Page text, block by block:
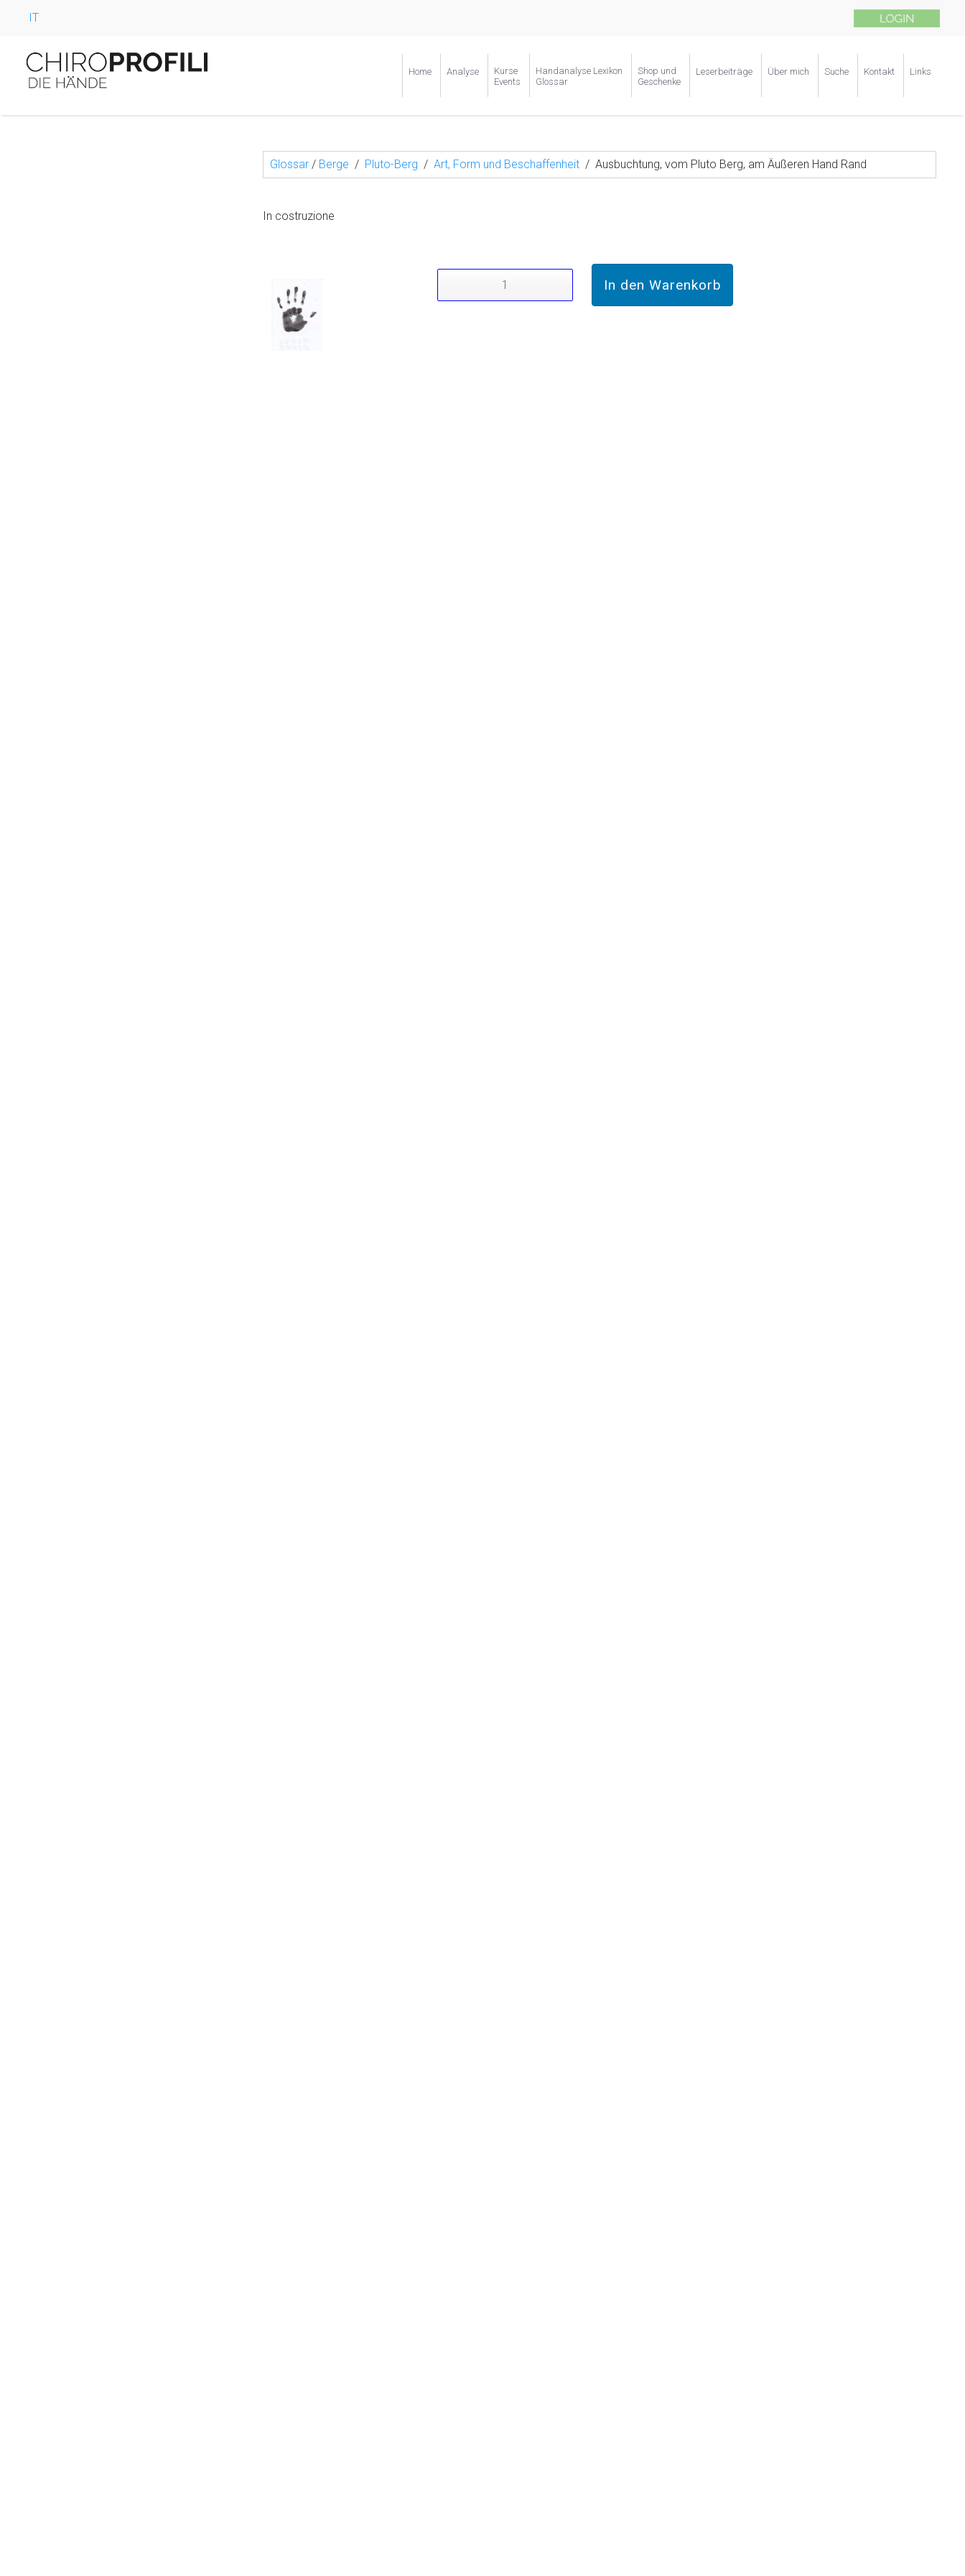
IT
Home Analyse
Kurse
Events
Handanalyse Lexikon
Glossar
Shop und
Geschenke
Leserbeiträge Über mich Suche Kontakt Links
Glossar / Berge Pluto-Berg Art, Form und Beschaffenheit Ausbuchtung, vom Pluto Berg, am Äußeren Hand Rand
In costruzione